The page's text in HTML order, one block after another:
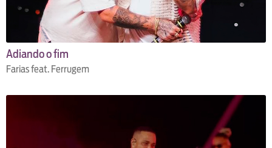
Adiando o fim
Farias feat. Ferrugem